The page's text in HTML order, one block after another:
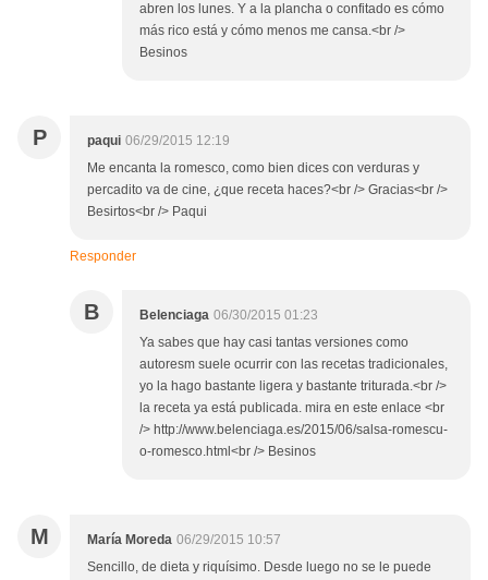
abren los lunes. Y a la plancha o confitado es cómo
más rico está y cómo menos me cansa.<br />
Besinos
P paqui 06/29/2015 12:19
Me encanta la romesco, como bien dices con verduras y
percadito va de cine, ¿que receta haces?<br /> Gracias<br />
Besirtos<br /> Paqui
Responder
B Belenciaga 06/30/2015 01:23
Ya sabes que hay casi tantas versiones como
autoresm suele ocurrir con las recetas tradicionales,
yo la hago bastante ligera y bastante triturada.<br />
la receta ya está publicada. mira en este enlace <br
/> http://www.belenciaga.es/2015/06/salsa-romescu-
o-romesco.html<br /> Besinos
M María Moreda 06/29/2015 10:57
Sencillo, de dieta y riquísimo. Desde luego no se le puede